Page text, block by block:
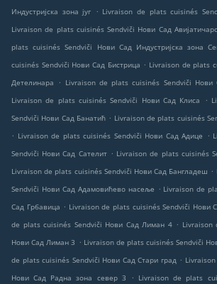
Индустријска зона југ
. Livraison de plats cuisinés
Livraison de plats cuisinés Sendviči Нови Сад
plats cuisinés Sendviči Нови Сад Индустријска зона
cuisinés Sendviči Нови Сад Бистрица . Livraison de plats
Детелинара
. Livraison de plats cuisinés Sendviči Нови
Livraison de plats cuisinés Sendviči Нови Сад Клиса
.
Sendviči Нови Сад Банатић . Livraison de plats cuisinés
. Livraison de plats cuisinés Sendviči Нови Сад Адице .
Sendviči Нови Сад Сателит . Livraison de plats cuisinés
Livraison de plats cuisinés Sendviči Нови Сад Бангладеш .
Sendviči Нови Сад Адамовићево насеље . Livraison de
Сад Грбавица . Livraison de plats cuisinés Sendviči Нови
de plats cuisinés Sendviči Нови Сад Лиман 4 . Livraison
Нови Сад Лиман 3 . Livraison de plats cuisinés Sendviči
de plats cuisinés Sendviči Нови Сад Стари град .
Нови Сад Радна зона север 3
. Livraison de plats